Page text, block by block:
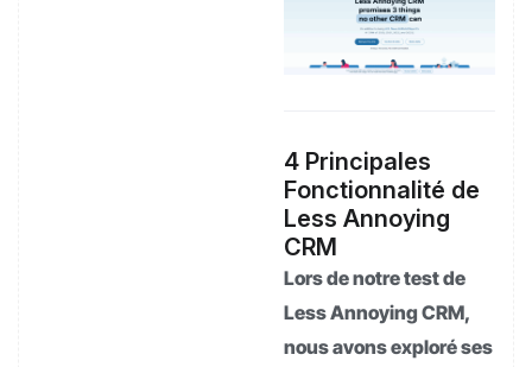
4 Principales
Fonctionnalité de
Less Annoying
CRM
Lors de notre test de
Less Annoying CRM,
nous avons exploré ses